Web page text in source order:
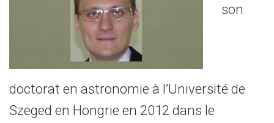
son
doctorat en astronomie à l’Université de
Szeged en Hongrie en 2012 dans le